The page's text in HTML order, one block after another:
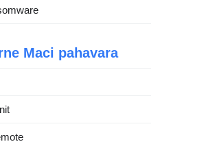
Maci pahavara